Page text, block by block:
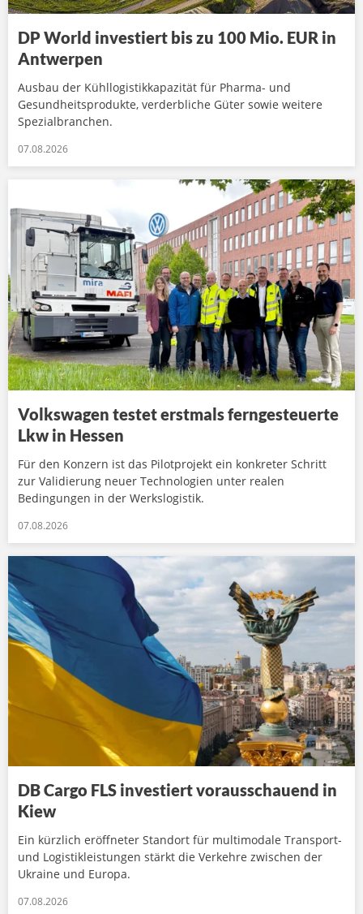
DP World investiert bis zu 100 Mio. EUR in
Antwerpen
Ausbau der Kühllogistikkapazität für Pharma- und
Gesundheitsprodukte, verderbliche Güter sowie weitere
Spezialbranchen.
07.08.2026
Volkswagen testet erstmals ferngesteuerte
Lkw in Hessen
Für den Konzern ist das Pilotprojekt ein konkreter Schritt
zur Validierung neuer Technologien unter realen
Bedingungen in der Werkslogistik.
07.08.2026
DB Cargo FLS investiert vorausschauend in
Kiew
Ein kürzlich eröffneter Standort für multimodale Transport-
und Logistikleistungen stärkt die Verkehre zwischen der
Ukraine und Europa.
07.08.2026